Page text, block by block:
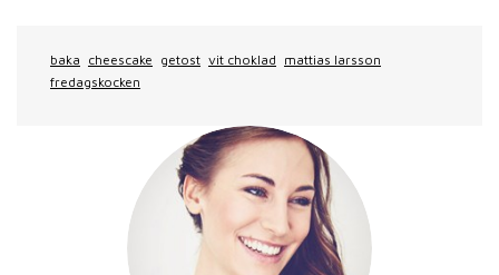
baka cheescake getost vit choklad mattias larsson
fredagskocken